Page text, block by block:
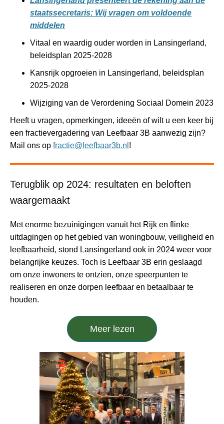
staatssecretaris: Wij vragen om voldoende
middelen
Vitaal en waardig ouder worden in Lansingerland,
beleidsplan 2025-2028
Kansrijk opgroeien in Lansingerland, beleidsplan
2025-2028
Wijziging van de Verordening Sociaal Domein 2023
Heeft u vragen, opmerkingen, ideeën of wilt u een keer bij
een fractievergadering van Leefbaar 3B aanwezig zijn?
Mail ons op fractie@leefbaar3b.nl !
Terugblik op 2024: resultaten en beloften
waargemaakt
Met enorme bezuinigingen vanuit het Rijk en flinke
uitdagingen op het gebied van woningbouw, veiligheid en
leefbaarheid, stond Lansingerland ook in 2024 weer voor
belangrijke keuzes. Toch is Leefbaar 3B erin geslaagd
om onze inwoners te ontzien, onze speerpunten te
realiseren en onze dorpen leefbaar en betaalbaar te
houden.
Meer lezen